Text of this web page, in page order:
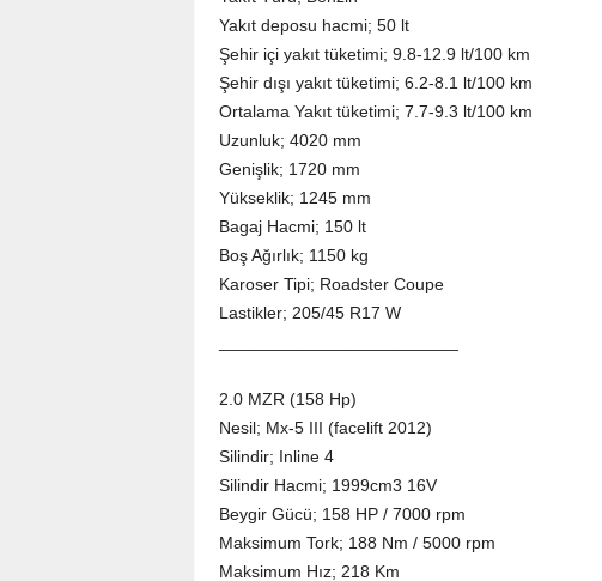
Yakıt deposu hacmi; 50 lt
Şehir içi yakıt tüketimi; 9.8-12.9 lt/100 km
Şehir dışı yakıt tüketimi; 6.2-8.1 lt/100 km
Ortalama Yakıt tüketimi; 7.7-9.3 lt/100 km
Uzunluk; 4020 mm
Genişlik; 1720 mm
Yükseklik; 1245 mm
Bagaj Hacmi; 150 lt
Boş Ağırlık; 1150 kg
Karoser Tipi; Roadster Coupe
Lastikler; 205/45 R17 W
2.0 MZR (158 Hp)
Nesil; Mx-5 III (facelift 2012)
Silindir; Inline 4
Silindir Hacmi; 1999cm3 16V
Beygir Gücü; 158 HP / 7000 rpm
Maksimum Tork; 188 Nm / 5000 rpm
Maksimum Hız; 218 Km